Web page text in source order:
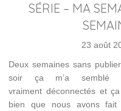
SÉRIE – MA
23 août
Deux semaines sans
soir ça m’a semblé
vraiment déconnectés et
bien que nous avons